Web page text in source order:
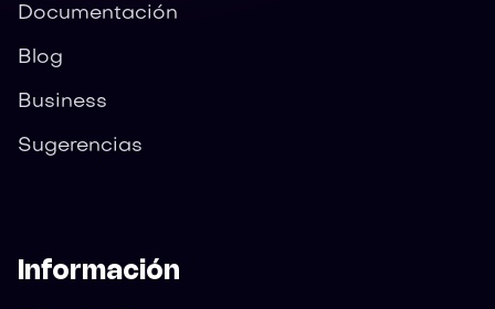
Documentación
Blog
Business
Sugerencias
Información